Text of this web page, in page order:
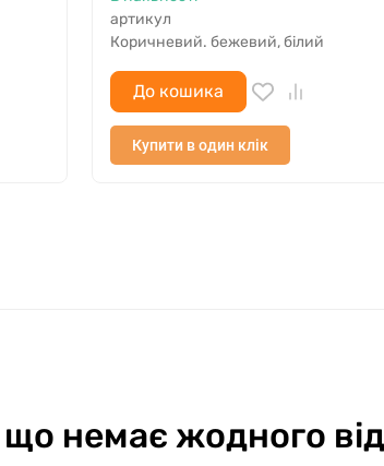
артикул
Коричневий. бежевий, білий
До кошика
Купити в один клік
немає жодного